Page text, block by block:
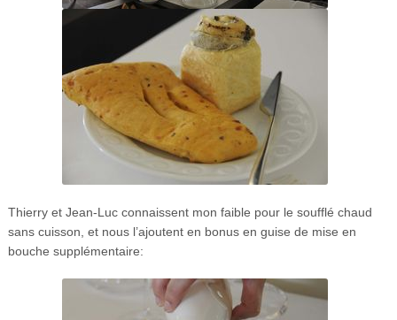
Thierry et Jean-Luc connaissent mon faible pour le soufflé chaud
sans cuisson, et nous l’ajoutent en bonus en guise de mise en
bouche supplémentaire: